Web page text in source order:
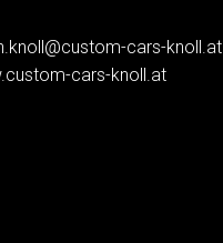
cars-knoll.at
cars-knoll.at